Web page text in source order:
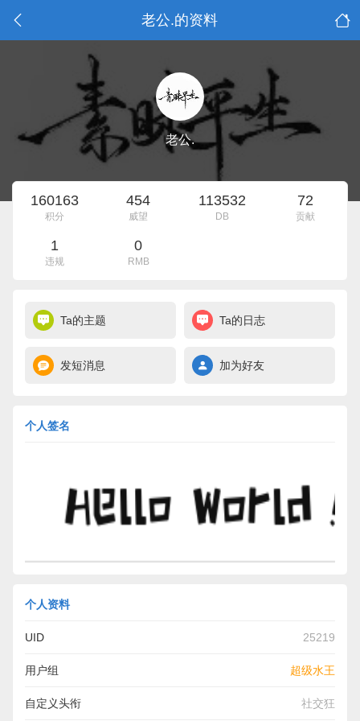
老公.的资料
老公.
160163
积分
454
威望
113532
DB
72
贡献
1
违规
0
RMB
Ta的主题 Ta的日志
发短消息 加为好友
个人签名
个人资料
UID 25219
用户组 超级水王
自定义头衔 社交狂